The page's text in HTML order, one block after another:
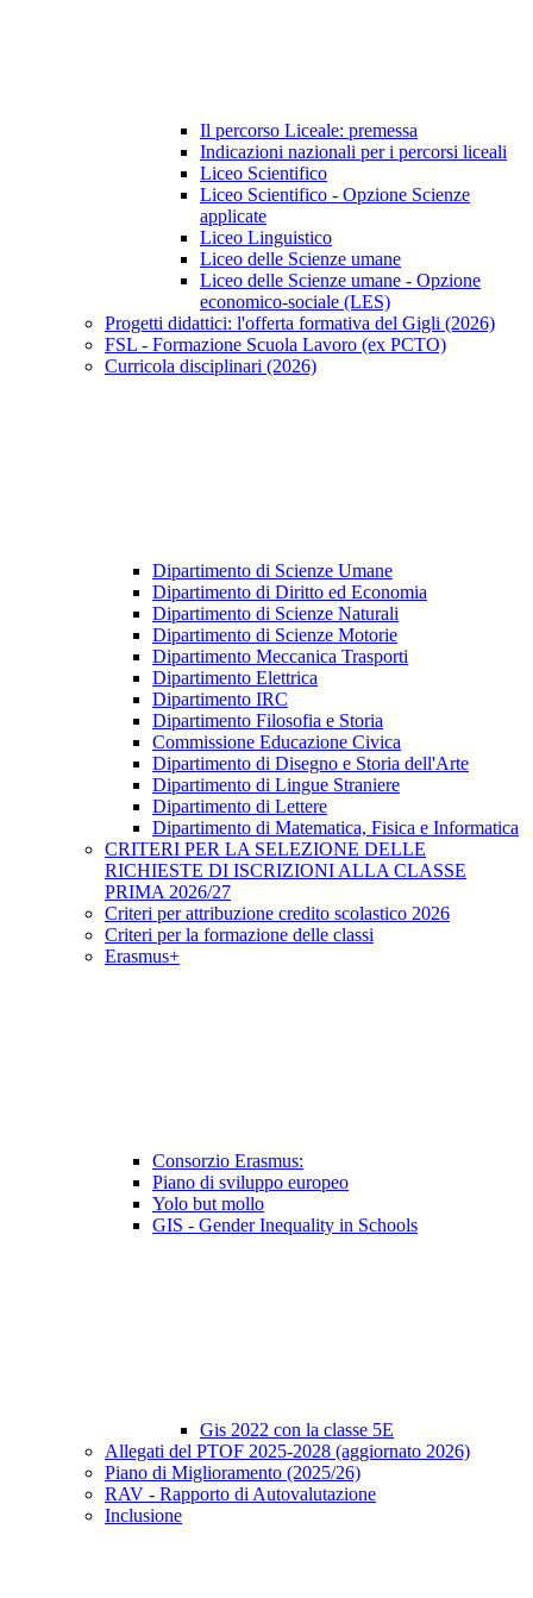
Il percorso Liceale: premessa
Indicazioni nazionali per i percorsi liceali
Liceo Scientifico
Liceo Scientifico - Opzione Scienze
applicate
Liceo Linguistico
Liceo delle Scienze umane
Liceo delle Scienze umane - Opzione
economico-sociale (LES)
Progetti didattici: l'offerta formativa del Gigli (2026)
FSL - Formazione Scuola Lavoro (ex PCTO)
Curricola disciplinari (2026)
Dipartimento di Scienze Umane
Dipartimento di Diritto ed Economia
Dipartimento di Scienze Naturali
Dipartimento di Scienze Motorie
Dipartimento Meccanica Trasporti
Dipartimento Elettrica
Dipartimento IRC
Dipartimento Filosofia e Storia
Commissione Educazione Civica
Dipartimento di Disegno e Storia dell'Arte
Dipartimento di Lingue Straniere
Dipartimento di Lettere
Dipartimento di Matematica, Fisica e Informatica
CRITERI PER LA SELEZIONE DELLE
RICHIESTE DI ISCRIZIONI ALLA CLASSE
PRIMA 2026/27
Criteri per attribuzione credito scolastico 2026
Criteri per la formazione delle classi
Erasmus+
Consorzio Erasmus:
Piano di sviluppo europeo
Yolo but mollo
GIS - Gender Inequality in Schools
Gis 2022 con la classe 5E
Allegati del PTOF 2025-2028 (aggiornato 2026)
Piano di Miglioramento (2025/26)
RAV - Rapporto di Autovalutazione
Inclusione